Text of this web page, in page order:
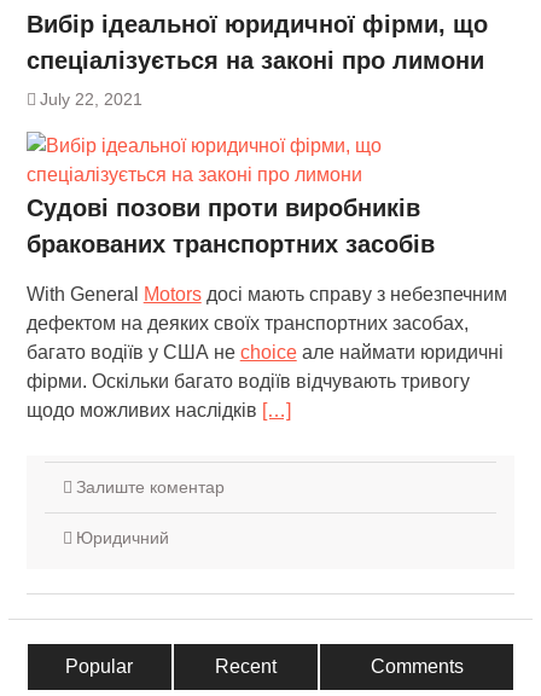
Вибір ідеальної юридичної фірми, що
спеціалізується на законі про лимони
July 22, 2021
Судові позови проти виробників
бракованих транспортних засобів
With General Motorsдосі мають справу з небезпечним
дефектом на деяких своїх транспортних засобах,
багато водіїв у США не choiceале наймати юридичні
фірми. Оскільки багато водіїв відчувають тривогу
щодо можливих наслідків […]
Залиште коментар
Юридичний
Popular Recent Comments